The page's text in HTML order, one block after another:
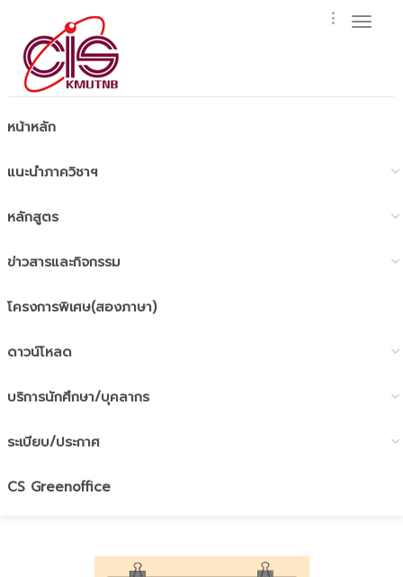
หน้าหลัก
แนะนำภาควิชาฯ
หลักสูตร
ข่าวสารและกิจกรรม
โครงการพิเศษ(สองภาษา)
ดาวน์โหลด
บริการนักศึกษา/บุคลากร
ระเบียบ/ประกาศ
CS Greenoffice